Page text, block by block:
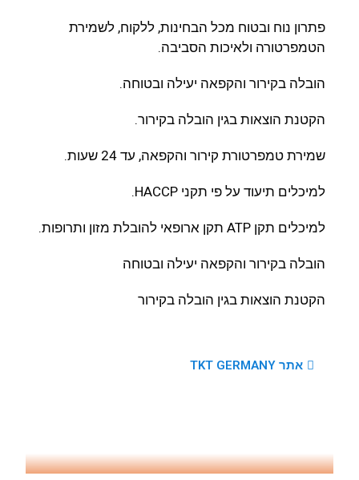
פתרון נוח ובטוח מכל הבחינות, ללקוח, לשמירת
הטמפרטורה ולאיכות הסביבה.
הובלה בקירור והקפאה יעילה ובטוחה.
הקטנת הוצאות בגין הובלה בקירור.
שמירת טמפרטורת קירור והקפאה, עד 24 שעות.
למיכלים תיעוד על פי תקני HACCP.
למיכלים תקן ATP תקן ארופאי להובלת מזון ותרופות.
הובלה בקירור והקפאה יעילה ובטוחה
הקטנת הוצאות בגין הובלה בקירור
אתר TKT GERMANY